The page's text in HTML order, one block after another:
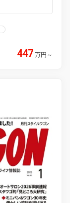
447 万円 ～